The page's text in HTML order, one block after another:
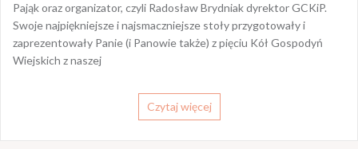
Pająk oraz organizator, czyli Radosław Brydniak dyrektor GCKiP.
Swoje najpiękniejsze i najsmaczniejsze stoły przygotowały i
zaprezentowały Panie (i Panowie także) z pięciu Kół Gospodyń
Wiejskich z naszej
Czytaj więcej